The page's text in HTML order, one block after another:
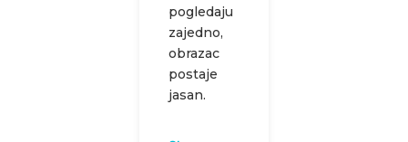
pogledaju
zajedno,
obrazac
postaje
jasan.